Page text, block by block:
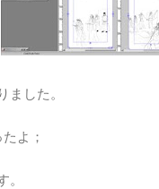
した。
よ；